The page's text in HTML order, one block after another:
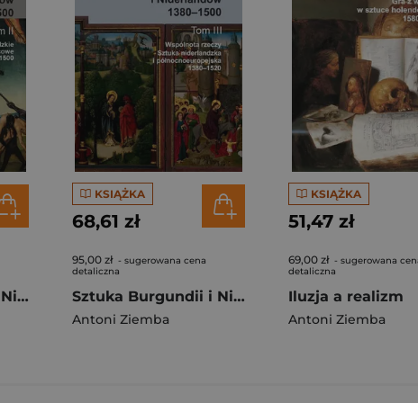
Sztuka Burgundii i Niderlandów 1380-1500 Tom 2 Niderlandzkie malarstwo tablicowe 1430-1500
KSIĄŻKA
68,61 zł
95,00 zł - sugerowana cena
detaliczna
Sztuka Burgundii i Niderlandów 1380-1500 Tom 3 Wspólnota rzeczy: sztuka niderlandzka i północnoeuropejska 1380-1520
Antoni Ziemba
KSIĄŻKA
51,47 zł
69,00 zł - sugerowana
detaliczna
Iluzja a realizm
Antoni Ziemba